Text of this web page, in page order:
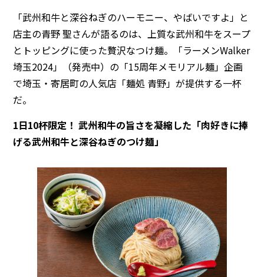
「武州和牛と深谷ねぎのハーモニー、やばいですよ」と
店主の青野 聖さんが語るのは、上質な武州和牛をスープ
とトッピングに使った贅沢なつけ麺。「ラーメンWalker
埼玉2024」（発売中）の「15周年メモリアル麺」企画
で埼玉・寄居町の人気店「麺処 青野」が提供する一杯
だ。
1日10杯限定！ 武州和牛の旨さを凝縮した「肉好きに捧
げる武州和牛と深谷ねぎのつけ麺」